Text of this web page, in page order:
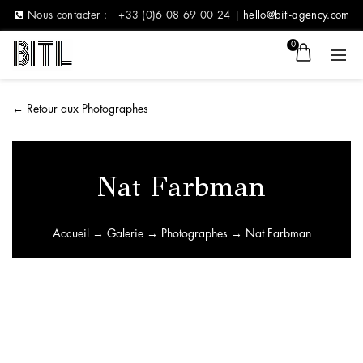
Nous contacter : +33 (0)6 08 69 00 24 | hello@bitl-agency.com
0
← Retour aux Photographes
Nat Farbman
Accueil → Galerie→ Photographes → Nat Farbman